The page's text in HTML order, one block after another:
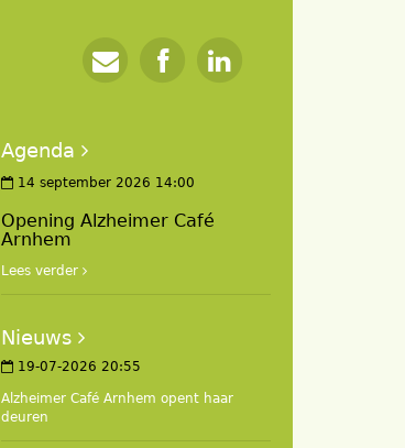
Agenda
14 september 2026 14:00
Opening Alzheimer Café
Arnhem
Lees verder
Nieuws
19-07-2026 20:55
Alzheimer Café Arnhem opent haar
deuren